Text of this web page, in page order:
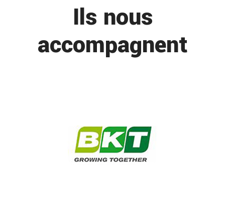
Ils nous
accompagnent